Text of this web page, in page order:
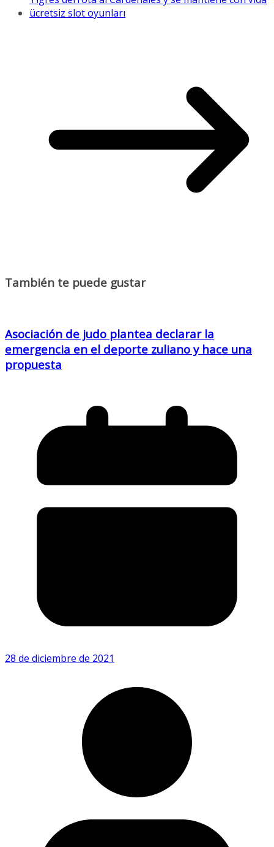
ücretsiz slot oyunları
También te puede gustar
Asociación de judo plantea declarar la
emergencia en el deporte zuliano y hace una
propuesta
28 de diciembre de 2021